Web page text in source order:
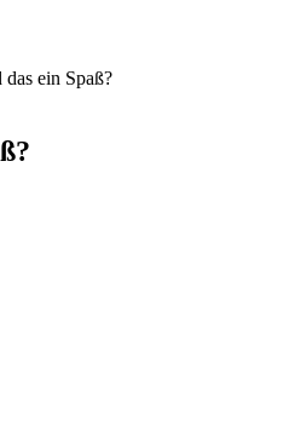
ein Spaß?